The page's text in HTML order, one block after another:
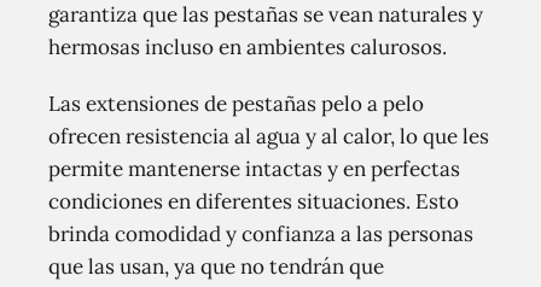
garantiza que las pestañas se vean naturales y
hermosas incluso en ambientes calurosos.
Las extensiones de pestañas pelo a pelo
ofrecen resistencia al agua y al calor, lo que les
permite mantenerse intactas y en perfectas
condiciones en diferentes situaciones. Esto
brinda comodidad y confianza a las personas
que las usan, ya que no tendrán que